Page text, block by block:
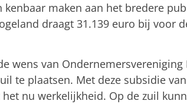
maken aan het bredere
draagt 31.139 euro bij voor
wens van
te plaatsen. Met deze subsidie
nu werkelijkheid. Op de zuil